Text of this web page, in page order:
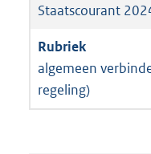
Staatscourant
algemeen
regeling)